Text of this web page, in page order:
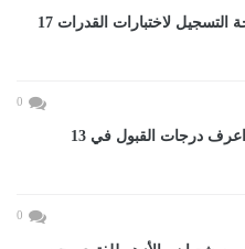
تنسيق الجامعات 2026.. إتاحة التسجيل لاختبارات القدرات 17
0
تنسيق الثانوى العام 2027.. اعرف درجات القبول في 13
0